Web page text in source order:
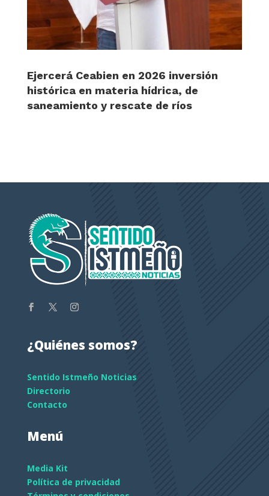
Ejercerá Ceabien en 2026 inversión
histórica en materia hídrica, de
saneamiento y rescate de ríos
¿Quiénes somos?
Sentido Istmeño Noticias
Directorio
Contacto
Menú
Media Kit
Política de privacidad